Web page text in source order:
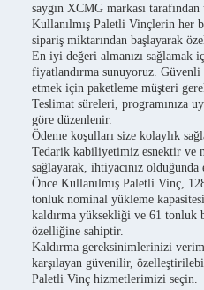
saygın XCMG markası
Kullanılmış Paletli Vinçlerin her
sipariş miktarından başlayarak
En iyi değeri almanızı sağlamak
fiyatlandırma sunuyoruz.
etmek için paketleme müşteri
Teslimat süreleri, programınıza
göre düzenlenir.
Ödeme koşulları size kolaylık
Tedarik kabiliyetimiz esnektir ve
sağlayarak, ihtiyacınız olduğunda
Önce Kullanılmış Paletli Vinç,
tonluk nominal yükleme
kaldırma yüksekliği ve 61 tonluk
özelliğine sahiptir.
Kaldırma gereksinimlerinizi
karşılayan güvenilir,
Paletli Vinç hizmetlerimizi seçin.